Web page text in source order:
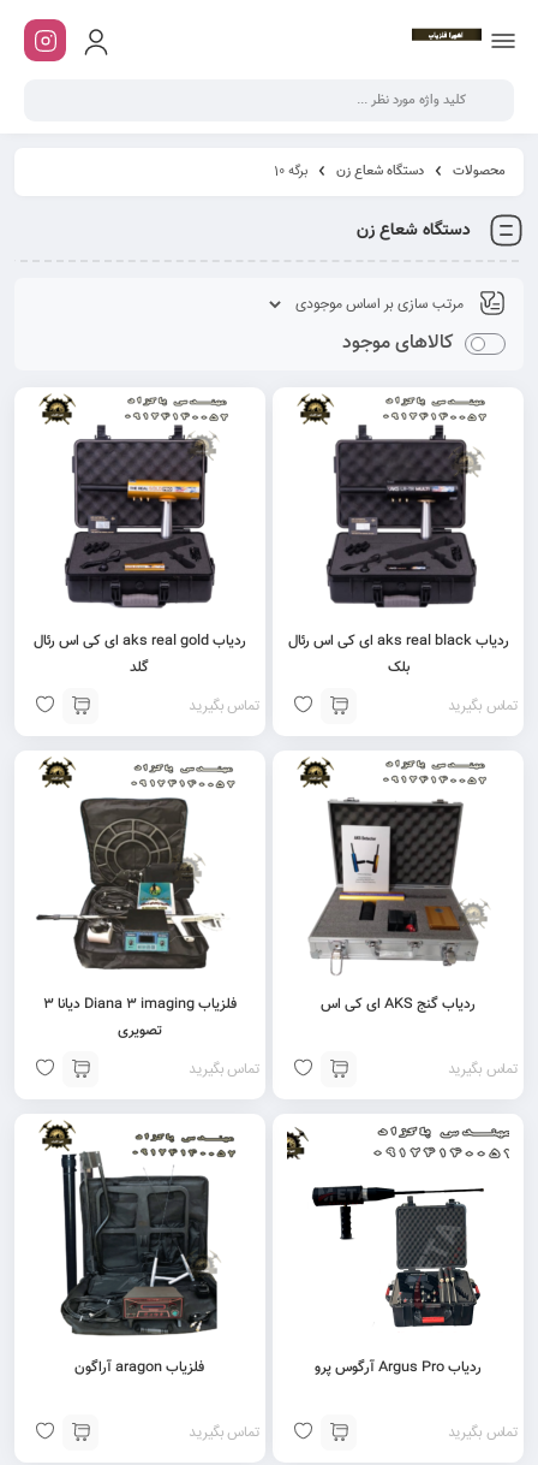
محصولات دستگاه شعاع زن برگه 10
دستگاه شعاع زن
کالاهای موجود
ردیاب aks real black ای کی اس رئال
بلک
تماس بگیرید
ردیاب aks real gold ای کی اس رئال
گلد
تماس بگیرید
ردیاب گنج AKS ای کی اس
تماس بگیرید
فلزیاب Diana 3 imaging دیانا ۳
تصویری
تماس بگیرید
ردیاب Argus Pro آرگوس پرو
تماس بگیرید
فلزیاب aragon آراگون
تماس بگیرید